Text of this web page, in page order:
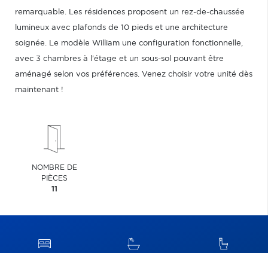
remarquable. Les résidences proposent un rez-de-chaussée
lumineux avec plafonds de 10 pieds et une architecture
soignée. Le modèle William une configuration fonctionnelle,
avec 3 chambres à l'étage et un sous-sol pouvant être
aménagé selon vos préférences. Venez choisir votre unité dès
maintenant !
NOMBRE DE
PIÈCES
11